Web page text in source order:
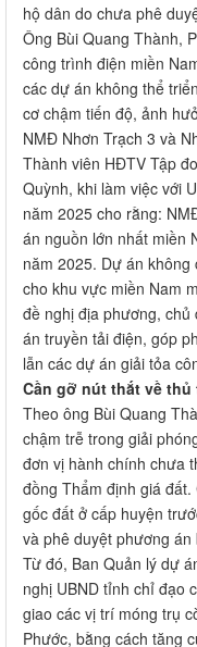
hộ dân do chưa phê
Ông Bùi Quang Thành,
công trình điện miền
các dự án không thể
cơ chậm tiến độ, ảnh
NMĐ Nhơn Trạch 3 và
Thành viên HĐTV Tập
Quỳnh, khi làm việc với
năm 2025 cho rằng:
án nguồn lớn nhất miền
năm 2025. Dự án
cho khu vực miền Nam
đề nghị địa phương,
án truyền tải điện, góp
lẫn các dự án giải tỏa
Cần gỡ nút thắt về
Theo ông Bùi Quang
chậm trễ trong giải
đơn vị hành chính chưa
đồng Thẩm định giá
gốc đất ở cấp huyện
và phê duyệt phương
Từ đó, Ban Quản lý dự
nghị UBND tỉnh chỉ đạo
giao các vị trí móng trụ
Phước, bằng cách tăng